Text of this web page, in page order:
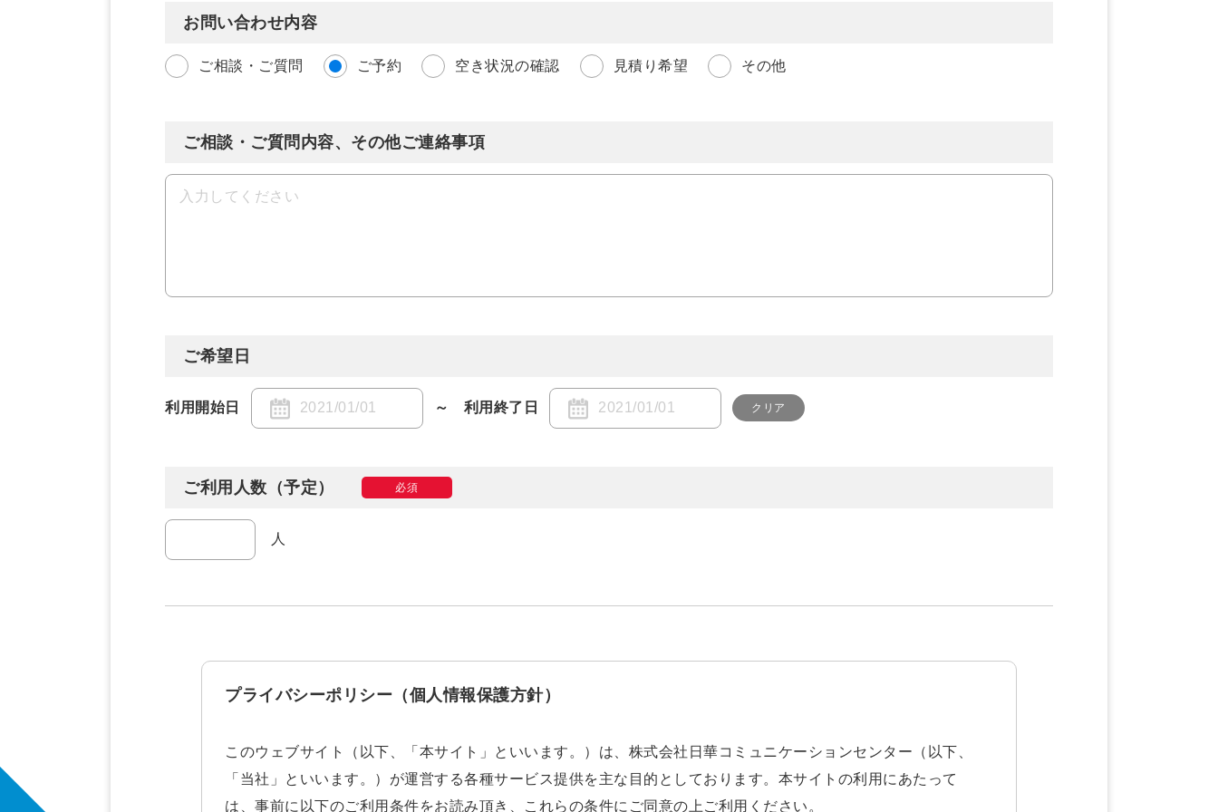
お問い合わせ内容
ご相談・ご質問 ご予約 空き状況の確認 見積り希望 その他
ご相談・ご質問内容、その他ご連絡事項
ご希望日
利用開始日 ～ 利用終了日 クリア
ご利用人数（予定） 必須
人
プライバシーポリシー（個人情報保護方針）
このウェブサイト（以下、「本サイト」といいます。）は、株式会社日華コミュニケーションセンター（以下、
「当社」といいます。）が運営する各種サービス提供を主な目的としております。本サイトの利用にあたって
は、事前に以下のご利用条件をお読み頂き、これらの条件にご同意の上ご利用ください。